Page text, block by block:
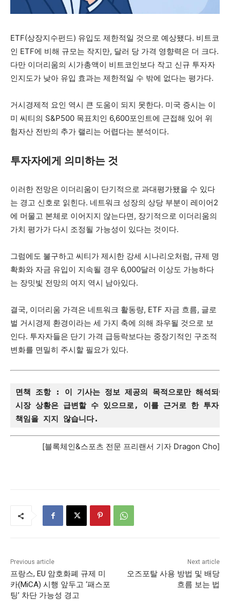
ETF(상장지수펀드) 유입도 제한적일 것으로 예상됐다. 비트코
인 ETF에 비해 규모는 작지만, 달러 당 가격 영향력은 더 크다.
다만 이더리움의 시가총액이 비트코인보다 작고 신규 투자자
인지도가 낮아 유입 효과는 제한적일 수 밖에 없다는 평가다.
거시경제적 요인 역시 큰 도움이 되지 못한다. 미국 증시는 이
미 씨티의 S&P500 목표치인 6,600포인트에 근접해 있어 위
험자산 전반의 추가 랠리는 어렵다는 분석이다.
투자자에게 의미하는 것
이러한 전망은 이더리움이 단기적으로 과대평가됐을 수 있다
는 경고 신호로 읽힌다. 네트워크 성장의 상당 부분이 레이어2
에 머물고 본체로 이어지지 않는다면, 장기적으로 이더리움의
가치 평가가 다시 조정될 가능성이 있다는 것이다.
그럼에도 불구하고 씨티가 제시한 강세 시나리오처럼, 규제 명
확화와 자금 유입이 지속될 경우 6,000달러 이상도 가능하다
는 장밋빛 전망의 여지 역시 남아있다.
결국, 이더리움 가격은 네트워크 활동량, ETF 자금 흐름, 글로
벌 거시경제 환경이라는 세 가지 축에 의해 좌우될 것으로 보
인다. 투자자들은 단기 가격 급등락보다는 중장기적인 구조적
변화를 면밀히 주시할 필요가 있다.
면책 조항 : 이 기사는 정보 제공의 목적으로만 해석되어
시장 상황은 급변할 수 있으므로, 이를 근거로 한 투자
책임을 지지 않습니다.
[블록체인&스포츠 전문 프리랜서 기자 Dragon Cho]
Previous article
프랑스, EU 암호화폐 규제 미
카(MiCA) 시행 앞두고 ‘패스포
팅’ 차단 가능성 경고
Next article
오즈포탈 사용 방법 및 배당
흐름 보는 법